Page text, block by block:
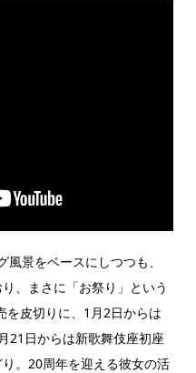
景をベースにしつつも、
、まさに「お祭り」という
を皮切りに、1月2日からは
21日からは新歌舞伎座初座
。20周年を迎える彼女の活